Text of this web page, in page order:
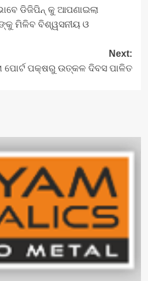
ଡିଜିପିନ୍ କୁ ଆପଣାଇଲା
ମିଳିବ ବିଶ୍ୱସନୀୟ ଓ
Next:
ପୋର୍ଟ ପକ୍ଷରୁ ଉତ୍କଳ ଦିବସ ପାଳିତ